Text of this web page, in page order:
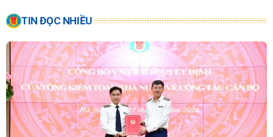
TIN ĐỌC NHIỀU